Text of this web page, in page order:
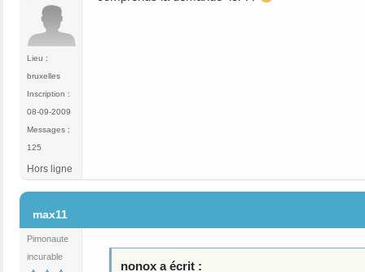
Lieu :
bruxelles
Inscription :
08-09-2009
Messages :
125
Hors ligne
max11
Pimonaute
incurable
nonox a écrit :